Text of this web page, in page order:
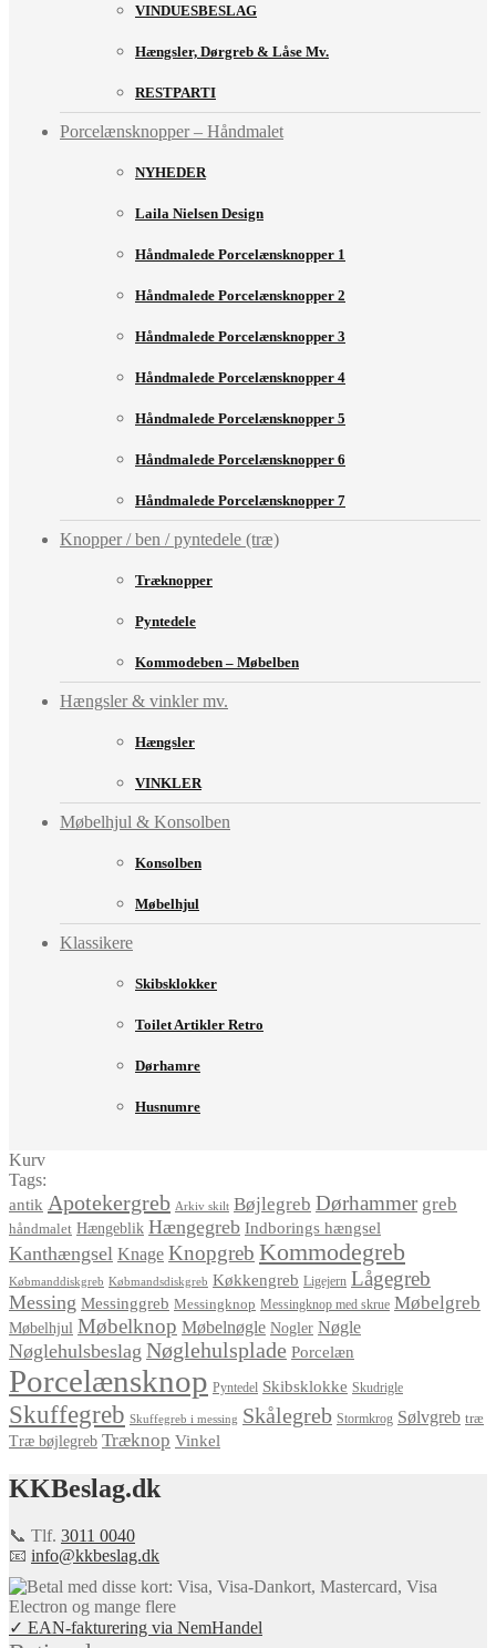
VINDUESBESLAG
Hængsler, Dørgreb & Låse Mv.
RESTPARTI
Porcelænsknopper – Håndmalet
NYHEDER
Laila Nielsen Design
Håndmalede Porcelænsknopper 1
Håndmalede Porcelænsknopper 2
Håndmalede Porcelænsknopper 3
Håndmalede Porcelænsknopper 4
Håndmalede Porcelænsknopper 5
Håndmalede Porcelænsknopper 6
Håndmalede Porcelænsknopper 7
Knopper / ben / pyntedele (træ)
Træknopper
Pyntedele
Kommodeben – Møbelben
Hængsler & vinkler mv.
Hængsler
VINKLER
Møbelhjul & Konsolben
Konsolben
Møbelhjul
Klassikere
Skibsklokker
Toilet Artikler Retro
Dørhamre
Husnumre
Kurv
Tags:
antik Apotekergreb Arkiv skilt Bøjlegreb Dørhammer greb
håndmalet Hængeblik Hængegreb Indborings hængsel
Kanthængsel Knage Knopgreb Kommodegreb
Købmanddiskgreb Købmandsdiskgreb Køkkengreb Ligejern Lågegreb
Messing Messinggreb Messingknop Messingknop med skrue Møbelgreb
Møbelhjul Møbelknop Møbelnøgle Nogler Nøgle
Nøglehulsbeslag Nøglehulsplade Porcelæn
Porcelænsknop Pyntedel Skibsklokke Skudrigle
Skuffegreb Skuffegreb i messing Skålegreb Stormkrog Sølvgreb træ
Træ bøjlegreb Træknop Vinkel
KKBeslag.dk
📞 Tlf. 3011 0040
📧 info@kkbeslag.dk
✓ EAN-fakturering via NemHandel